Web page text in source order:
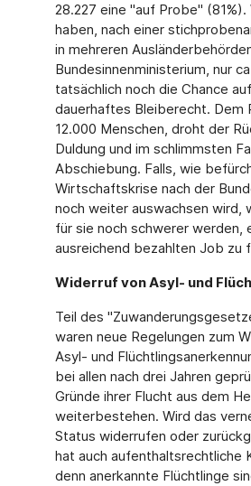
28.227 eine "auf Probe" (81%).
haben, nach einer
in mehreren
Bundesinnenministerium, nur
tatsächlich noch die Chance
dauerhaftes Bleiberecht. Dem
12.000 Menschen, droht der
Duldung und im schlimmsten
Abschiebung. Falls, wie
Wirtschaftskrise nach der
noch weiter auswachsen wird,
für sie noch schwerer werden,
ausreichend bezahlten Job zu
Widerruf von Asyl- und
Teil des
waren neue Regelungen zum
Asyl- und
bei allen nach drei Jahren
Gründe ihrer Flucht aus dem
weiterbestehen. Wird das
Status widerrufen oder
hat auch aufenthaltsrechtliche
denn anerkannte Flüchtlinge